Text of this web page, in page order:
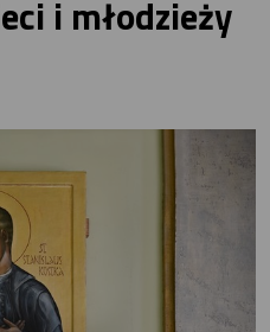
i młodzieży